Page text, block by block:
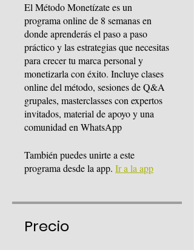
El Método Monetízate es un
programa online de 8 semanas en
donde aprenderás el paso a paso
práctico y las estrategias que necesitas
para crecer tu marca personal y
monetizarla con éxito. Incluye clases
online del método, sesiones de Q&A
grupales, masterclasses con expertos
invitados, material de apoyo y una
También puedes unirte a este
programa desde la app. Ir a la app
Precio